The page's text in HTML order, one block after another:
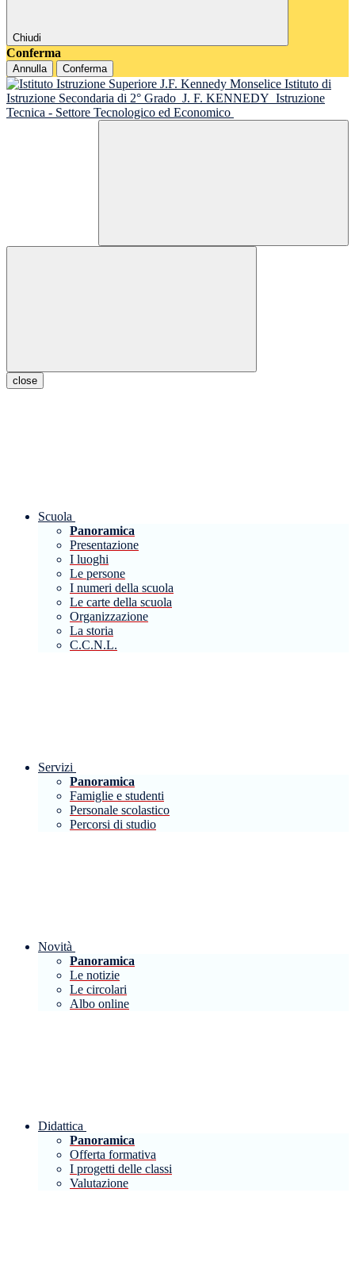
Chiudi
Conferma
Annulla Conferma
Istituto di
Istruzione Secondaria di 2° Grado J. F. KENNEDY Istruzione
Tecnica - Settore Tecnologico ed Economico
close
Scuola
Panoramica
Presentazione
I luoghi
Le persone
I numeri della scuola
Le carte della scuola
Organizzazione
La storia
C.C.N.L.
Servizi
Panoramica
Famiglie e studenti
Personale scolastico
Percorsi di studio
Novità
Panoramica
Le notizie
Le circolari
Albo online
Didattica
Panoramica
Offerta formativa
I progetti delle classi
Valutazione